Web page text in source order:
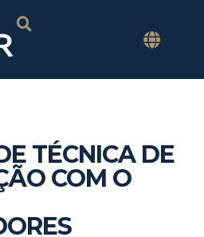
TÉCNICA DE
COM O